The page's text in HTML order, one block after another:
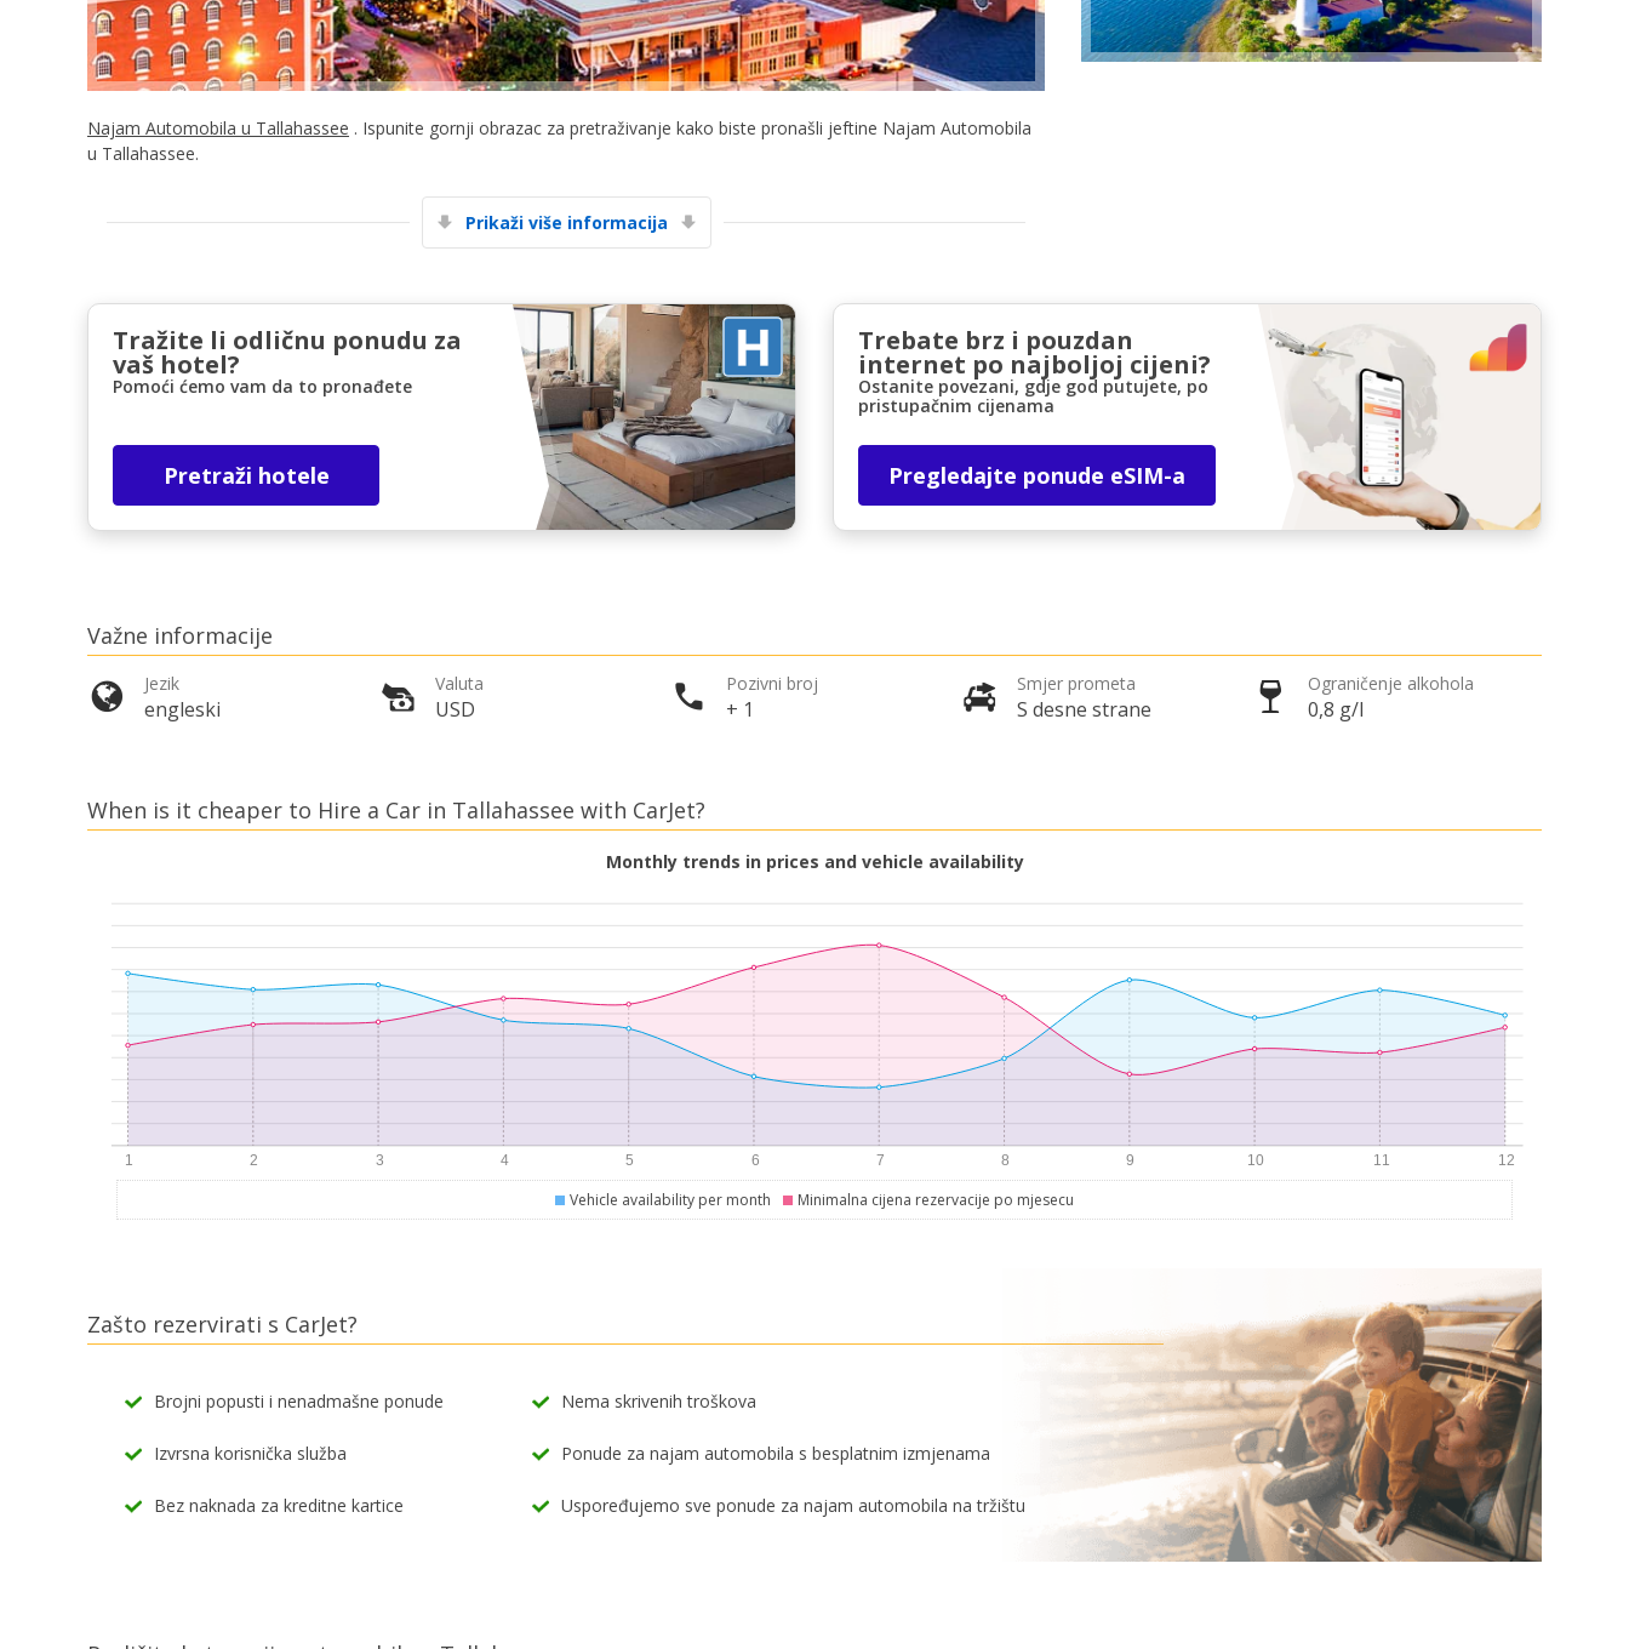
Najam Automobila u Tallahassee . Ispunite gornji obrazac za pretraživanje kako biste pronašli jeftine Najam Automobila
u Tallahassee.
Prikaži više informacija
Tražite li odličnu ponudu za
vaš hotel?
Pomoći ćemo vam da to pronađete
Pretraži hotele
Trebate brz i pouzdan
internet po najboljoj cijeni?
Ostanite povezani, gdje god putujete, po
pristupačnim cijenama
Pregledajte ponude eSIM-a
Važne informacije
Jezik
engleski
Valuta
USD
Pozivni broj
+ 1
Smjer prometa
S desne strane
Ograničenje alkohola
0,8 g/l
When is it cheaper to Hire a Car in Tallahassee with CarJet?
Monthly trends in prices and vehicle availability
Vehicle availability per month Minimalna cijena rezervacije po mjesecu
Zašto rezervirati s CarJet?
Brojni popusti i nenadmašne ponude Nema skrivenih troškova
Izvrsna korisnička služba Ponude za najam automobila s besplatnim izmjenama
Bez naknada za kreditne kartice Uspoređujemo sve ponude za najam automobila na tržištu
Posebni popusti
Prijava putem eLinka